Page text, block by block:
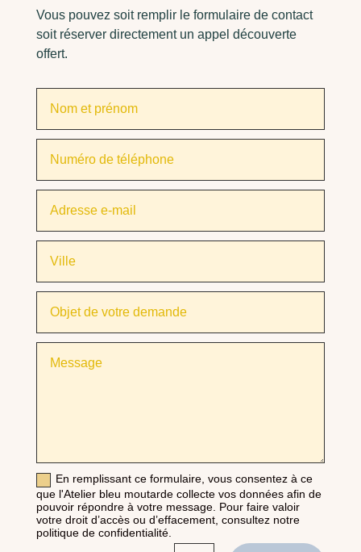
Vous pouvez soit remplir le formulaire de contact
soit réserver directement un appel découverte
offert.
En remplissant ce formulaire, vous consentez à ce
que l'Atelier bleu moutarde collecte vos données afin de
pouvoir répondre à votre message. Pour faire valoir
votre droit d’accès ou d’effacement, consultez notre
politique de confidentialité.